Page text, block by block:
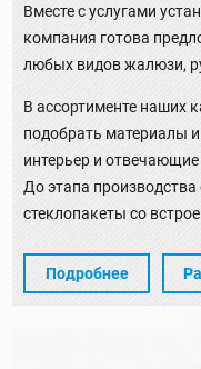
Вместе с услугами
компания готова
любых видов жалюзи,
В ассортименте наших
подобрать материалы
интерьер и
До этапа
стеклопакеты со
Подробнее